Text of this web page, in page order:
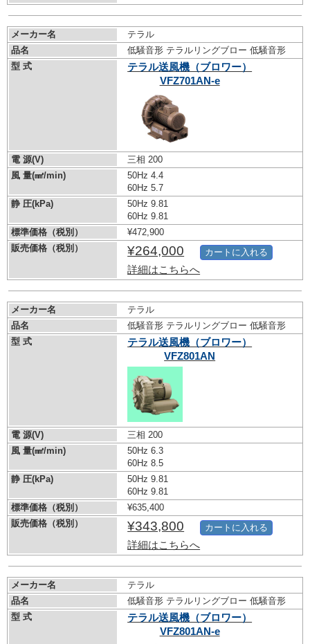
メーカー名
テラル
品名
低騒音形 テラルリングブロー 低騒音形
型 式
テラル送風機（ブロワー）
VFZ701AN-e
電 源(V)
三相 200
風 量(㎣/min)
50Hz 4.4
60Hz 5.7
静 圧(kPa)
50Hz 9.81
60Hz 9.81
標準価格（税別）
¥472,900
販売価格（税別）
¥264,000
詳細はこちらへ
カートに入れる
メーカー名
テラル
品名
低騒音形 テラルリングブロー 低騒音形
型 式
テラル送風機（ブロワー）
VFZ801AN
電 源(V)
三相 200
風 量(㎣/min)
50Hz 6.3
60Hz 8.5
静 圧(kPa)
50Hz 9.81
60Hz 9.81
標準価格（税別）
¥635,400
販売価格（税別）
¥343,800
詳細はこちらへ
カートに入れる
メーカー名
テラル
品名
低騒音形 テラルリングブロー 低騒音形
型 式
テラル送風機（ブロワー）
VFZ801AN-e